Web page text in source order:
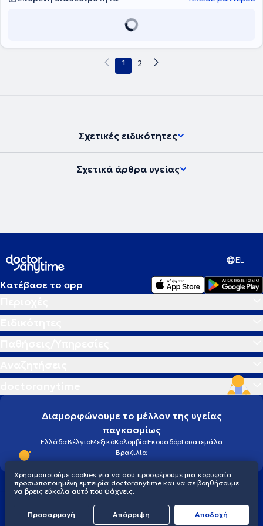
μυοσκελετικά προβλήματα. Έχει εκπαιδευτεί στη Σχολή Ιατρικού
Pain Therapy and Obesity", από τον καθηγητή Zhong Qiangwei του
Κοιλιακού Βελονισμού και Βελονισμού με LASER LLLT. Στόχος του
τέτοια πρέπει να αντιμετωπίζεται. Στο ΕΥίασις, σύμφωνα με την
απόφαση (574/Α4/1191/21-2-1980) (Υ7/οικ./4270/25-6-96) του
Υπουργείου Υγείας, λειτουργεί κέντρο ολιστικού ιατρικού
1 2
Σχετικές ειδικότητες
Σχετικά άρθρα υγείας
EL
Κατέβασε το app
Διαμορφώνουμε το μέλλον της υγείας
παγκοσμίως
ΕλλάδαΒέλγιοΜεξικόΚολομβίαΕκουαδόρΓουατεμάλα
Βραζιλία
Πολιτική προστασίας προσωπικού απορρήτου
© 2026 doctoranytime
Χρησιμοποιούμε cookies για να σου προσφέρουμε μια κορυφαία
προσωποποιημένη εμπειρία doctoranytime και να σε βοηθήσουμε
να βρεις εύκολα αυτό που ψάχνεις.
Προσαρμογή Απόρριψη Aποδοχή